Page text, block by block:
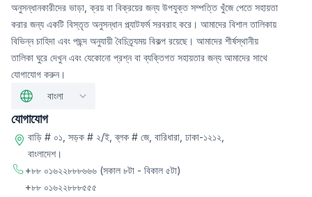
অনুসন্ধানকারীদের ভাড়া, ক্রয় বা বিক্রয়ের জন্য উপযুক্ত সম্পত্তি খুঁজে পেতে সহায়তা
করার জন্য একটি বিস্তৃত অনুসন্ধান প্ল্যাটফর্ম সরবরাহ করে। আমাদের বিশাল তালিকায়
বিভিন্ন চাহিদা এবং পছন্দ অনুযায়ী বৈচিত্র্যময় বিকল্প রয়েছে। আমাদের শীর্ষস্থানীয়
তালিকা ঘুরে দেখুন এবং যেকোনো প্রশ্ন বা ব্যক্তিগত সহায়তার জন্য আমাদের সাথে
যোগাযোগ করুন।
বাংলা
যোগাযোগ
বাড়ি # ০১, সড়ক # ২/ই, ব্লক # জে, বারিধারা, ঢাকা-১২১২,
বাংলাদেশ।
+৮৮ ০১৬২২৮৮৮৬৬৬ (সকাল ৮টা - বিকাল ৫টা)
+৮৮ ০১৬২২৮৮৮৫৫৫